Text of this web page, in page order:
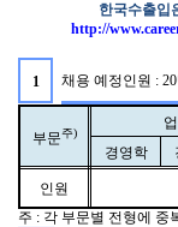
한국수출입
http://
1 채용 예정인원 : 20
부문주)
경영학
인원
주 : 각 부문별 전형에 중